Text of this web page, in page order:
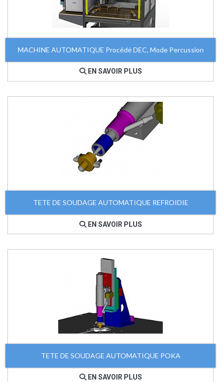
MACHINE AUTOMATIQUE Procédé DEC, Mode Percussion
EN SAVOIR PLUS
TETE DE SOUDAGE AUTOMATIQUE REFROIDIE
EN SAVOIR PLUS
TETE DE SOUDAGE AUTOMATIQUE POKA
EN SAVOIR PLUS